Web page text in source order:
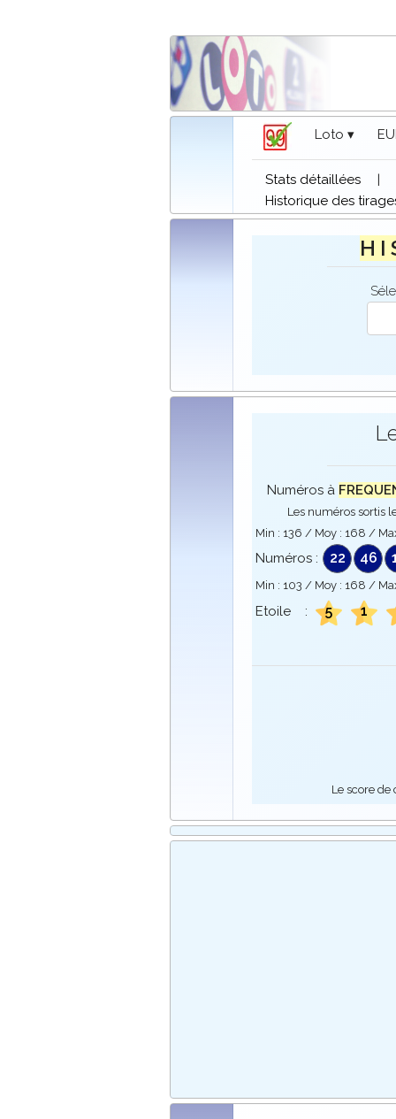
Loto ▾
Stats détaillées
|
Historique des
H I
Numéros à
Les numéros sortis
Min : 136 / Moy : 168 /
Numéros : 22 46
Min : 103 / Moy : 168 /
Etoile : 5 1
Le score